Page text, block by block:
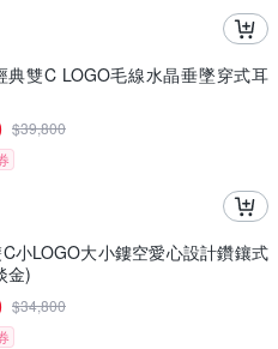
典雙C LOGO毛線水晶垂墜穿式耳
$39,800
小LOGO大小鏤空愛心設計鑽鑲式
金)
$34,800